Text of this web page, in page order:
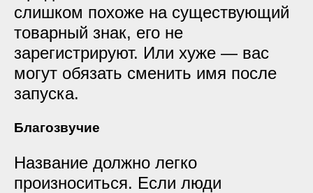
слишком похоже на существующий
товарный знак, его не
зарегистрируют. Или хуже — вас
могут обязать сменить имя после
запуска.
Благозвучие
Название должно легко
произноситься. Если люди